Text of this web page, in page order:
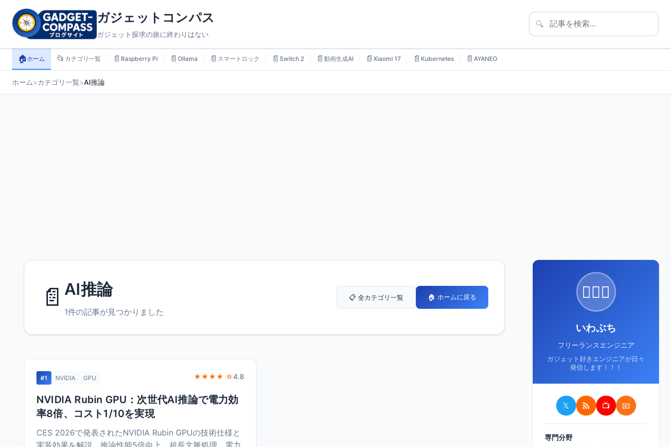
ガジェットコンパス
ガジェット探求の旅に終わりはない
🔍
🏠ホーム 📂 カテゴリ一覧 📄 Raspberry Pi 📄 Ollama 📄 スマートロック 📄 Switch 2 📄 動画生成AI 📄 Xiaomi 17 📄 Kubernetes 📄 AYANEO
ホーム>カテゴリ一覧>AI推論
📄 AI推論
1件の記事が見つかりました
📋 全カテゴリ一覧 🏠 ホームに戻る
#1 NVIDIA GPU ★★★★ ☆4.8
NVIDIA Rubin GPU：次世代AI推論で電力効
率8倍、コスト1/10を実現
CES 2026で発表されたNVIDIA Rubin GPUの技術仕様と
実装効果を解説。推論性能5倍向上、超長文脈処理、電力
🙋🏻‍♂️
いわぶち
フリーランスエンジニア
ガジェット好きエンジニアが日々
発信します！！！
𝕏 📺 📧
専門分野